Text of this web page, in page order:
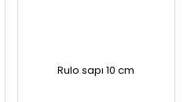
Rulo sapı 10 cm